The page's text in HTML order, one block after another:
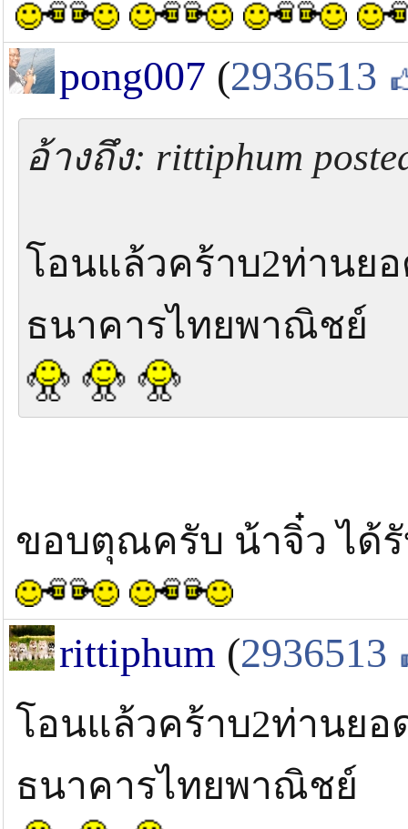
pong007 (2936513
อ้างถึง: rittiphum
โอนแล้วคร้าบ2ท่านย
ธนาคารไทยพาณิชย์
ขอบตุณครับ น้าจิ๋ว ได้
rittiphum (2936513
โอนแล้วคร้าบ2ท่านยอ
ธนาคารไทยพาณิชย์